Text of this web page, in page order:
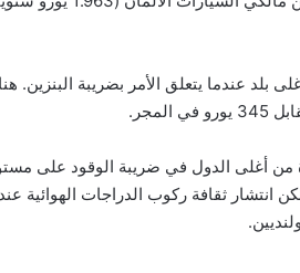
من أغلى الدول في ضريبة الوقود على
انتشار ثقافة ركوب الدراجات الهوائية